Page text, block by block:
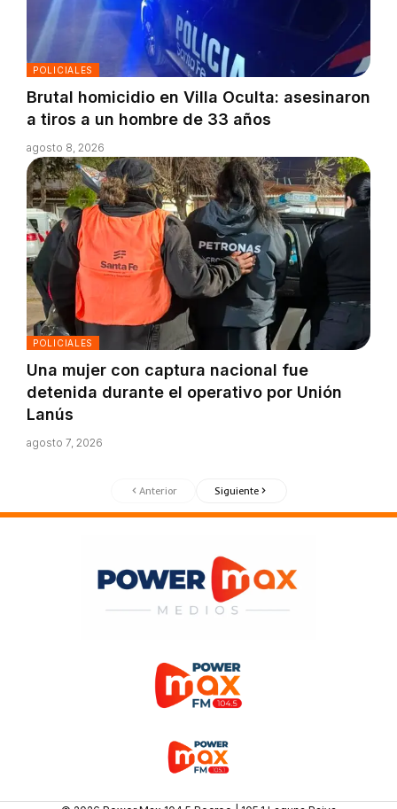
POLICIALES
Brutal homicidio en Villa Oculta: asesinaron
a tiros a un hombre de 33 años
agosto 8, 2026
POLICIALES
Una mujer con captura nacional fue
detenida durante el operativo por Unión
Lanús
agosto 7, 2026
Anterior Siguiente